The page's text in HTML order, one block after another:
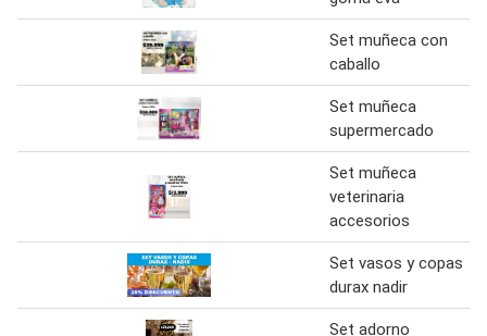
Set muñeca con
caballo
Set muñeca
supermercado
Set muñeca
veterinaria
accesorios
Set vasos y copas
durax nadir
Set adorno